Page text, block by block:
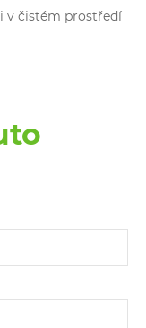
v čistém prostředí